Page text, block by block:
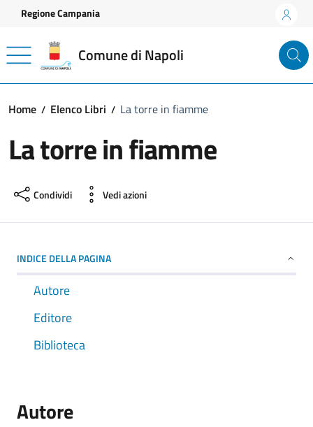
Vai ai contenuti
Vai al footer
Regione Campania
Comune di Napoli
Home Elenco Libri La torre in fiamme
La torre in fiamme
Condividi Vedi azioni
INDICE DELLA PAGINA
Autore
Editore
Biblioteca
Autore